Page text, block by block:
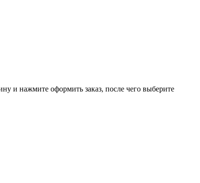
и нажмите оформить заказ, после чего выберите